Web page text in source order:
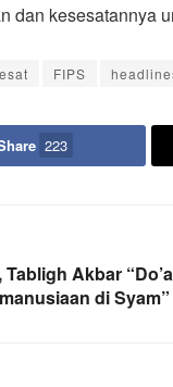
dan kesesatannya
FIPS
223
Akbar
di Syam”